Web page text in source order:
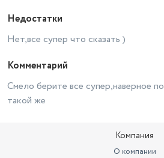
Недостатки
Нет,все супер что сказать )
Комментарий
Смело берите все супер,наверное
такой же
Компания
О компании